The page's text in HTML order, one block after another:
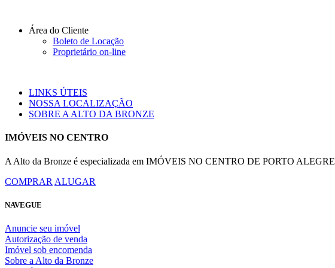
Área do Cliente
Boleto de Locação
Proprietário on-line
LINKS ÚTEIS
NOSSA LOCALIZAÇÃO
SOBRE A ALTO DA BRONZE
IMÓVEIS NO CENTRO
A Alto da Bronze é especializada em IMÓVEIS NO CENTRO DE PORTO
COMPRAR ALUGAR
NAVEGUE
Anuncie seu imóvel
Autorização de venda
Imóvel sob encomenda
Sobre a Alto da Bronze